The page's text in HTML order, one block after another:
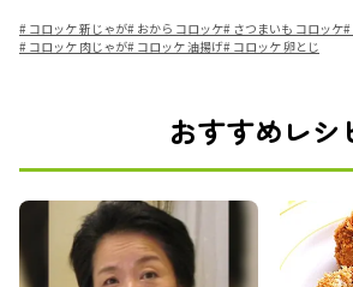
# コロッケ 新じゃが# おから コロッケ# さつまいも コロッケ#
# コロッケ 肉じゃが# コロッケ 油揚げ# コロッケ 卵とじ
おすすめレシ